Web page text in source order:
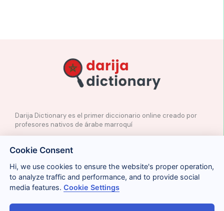
Darija Dictionary es el primer diccionario online creado por
profesores nativos de árabe marroquí
✉️ Contacto
📲Redes Sociales
🤝🏼Proponer palabras
Legal Cookies Privacidad Condiciones
Cookie Consent
Hi, we use cookies to ensure the website's proper operation,
to analyze traffic and performance, and to provide social
media features.Cookie Settings